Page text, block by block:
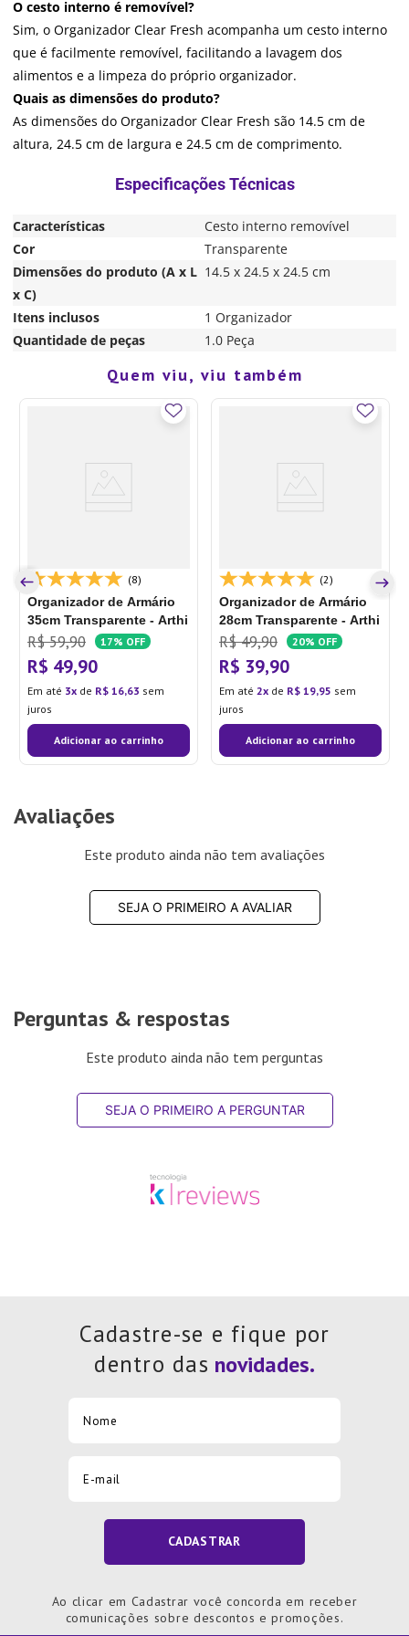
O cesto interno é removível?
Sim, o Organizador Clear Fresh acompanha um cesto interno
que é facilmente removível, facilitando a lavagem dos
alimentos e a limpeza do próprio organizador.
Quais as dimensões do produto?
As dimensões do Organizador Clear Fresh são 14.5 cm de
altura, 24.5 cm de largura e 24.5 cm de comprimento.
Características
Cesto interno removível
Cor
Transparente
Dimensões do produto (A x L
x C)
14.5 x 24.5 x 24.5 cm
Itens inclusos
1 Organizador
Quantidade de peças
1.0 Peça
Quem viu, viu também
(8)
Organizador de Armário
35cm Transparente - Arthi
R$ 59,90 17% OFF
R$ 49,90
Em até 3 de R$ 16,63 sem
juros
Adicionar ao carrinho
(2)
Organizador de Armário
28cm Transparente - Arthi
R$ 49,90 20% OFF
R$ 39,90
Em até 2 de R$ 19,95 sem
juros
Adicionar ao carrinho
Avaliações
Este produto ainda não tem avaliações
SEJA O PRIMEIRO A AVALIAR
Perguntas & respostas
Este produto ainda não tem perguntas
SEJA O PRIMEIRO A PERGUNTAR
Cadastre-se e fique por
dentro das
CADASTRAR
Ao clicar em Cadastrar você concorda em receber
comunicações sobre descontos e promoções.